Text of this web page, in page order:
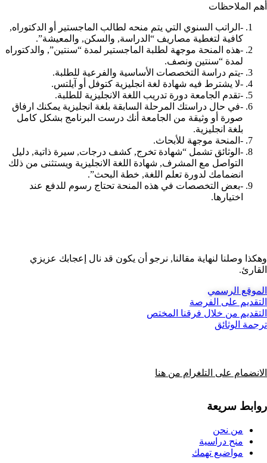
أهم الملاحظات
-الراتب السنوي التي يتم منحه لطالب الماجستير أو الدكتوراه,
كافية لتغطية مصاريف “الدراسة, والسكن, والمعيشة”.
-هذه المنحة موجهة لطلبة الماجستير لمدة “سنتين”, والدكتوراه
لمدة “سنتين ونصف.
-يتم دراسة التخصصات الأساسية والفرعية للطلبة.
-لا يشترط فيه شهادة لغة انجليزية كتوفل أو آيلتس.
-تقدم الجامعة دورة تدريب اللغة الانجليزية للطلبة.
-في حال دراستك المرحلة السابقة بلغة انجليزية يمكنك ارفاق
صورة أو وثيقة من الجامعة أنك درست البرنامج بشكل كامل
بلغة انجليزية.
-المنحة موجهة للأبحاث.
-الوثائق تشمل “شهادة تخرج, كشف درجات, سيرة ذاتية, دليل
التواصل مع المشرف, شهادة اللغة الانجليزية ويستثنى من ذلك
انضمامك لدورة تعلم اللغة, خطة البحث”.
-بعض التخصصات في هذه المنحة تحتاج رسوم للدفع عند
اختيارها.
وهكذا وصلنا لنهاية مقالنا, نرجو أن يكون قد نال إعجابك عزيزي
القارئ.
الموقع الرسمي
التقديم على الفرصة
التقديم من خلال فرقنا المختص
ترجمة الوثائق
الانضمام على التلغرام من هنا
روابط سريعة
من نحن
منح دراسية
مواضيع تهمك